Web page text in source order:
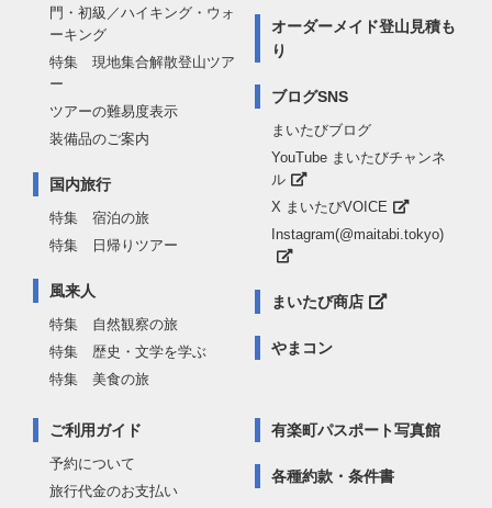
門・初級／ハイキング・ウォ
ーキング
特集 現地集合解散登山ツア
ー
ツアーの難易度表示
装備品のご案内
国内旅行
特集 宿泊の旅
特集 日帰りツアー
風来人
特集 自然観察の旅
特集 歴史・文学を学ぶ
特集 美食の旅
オーダーメイド登山見積も
り
ブログSNS
まいたびブログ
YouTube まいたびチャンネ
ル
X まいたびVOICE
Instagram(@maitabi.tokyo)
まいたび商店
やまコン
ご利用ガイド
予約について
旅行代金のお支払い
有楽町パスポート写真館
各種約款・条件書